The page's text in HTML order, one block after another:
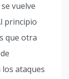
vuelve
principio
que otra
ataques